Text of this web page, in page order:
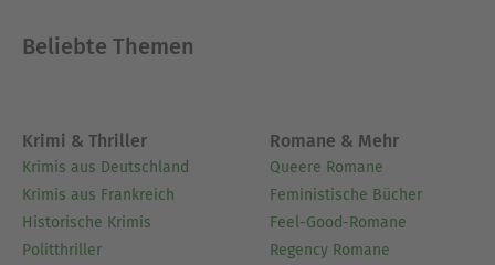
Beliebte Themen
Krimi & Thriller
Krimis aus Deutschland
Krimis aus Frankreich
Historische Krimis
Politthriller
Romane & Mehr
Queere Romane
Feministische Bücher
Feel-Good-Romane
Regency Romane